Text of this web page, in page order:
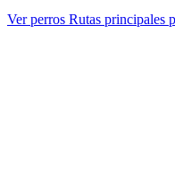
Ver perros Rutas principales